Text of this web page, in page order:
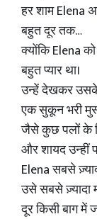
हर शाम Elena
बहुत दूर तक…
क्योंकि Elena
बहुत प्यार था।
उन्हें देखकर
एक सुकून भरी
जैसे कुछ पलों के
और शायद उन्हीं
Elena सबसे
उसे सबसे ज़्यादा
दूर किसी बाग